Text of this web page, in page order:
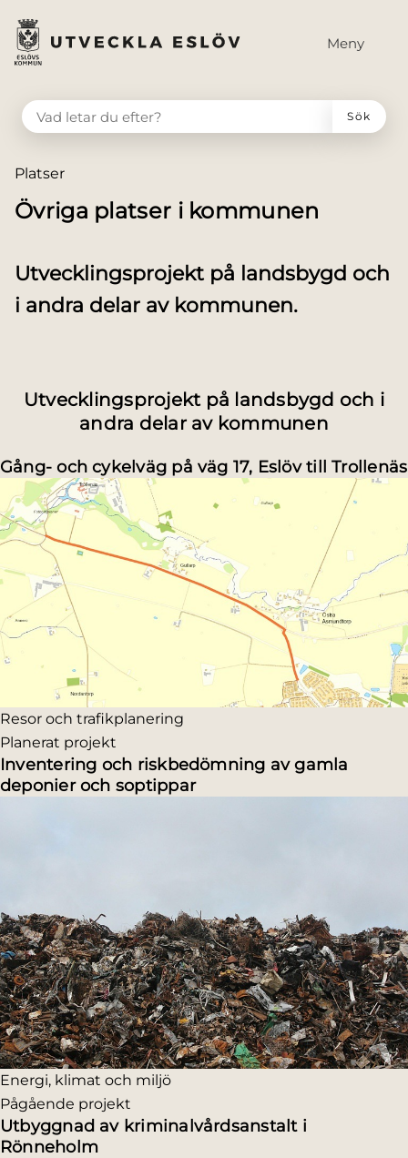
till innehåll
huvudmeny
till sidomeny
Meny
VAD LETAR DU EFTER?
Sök
Du är här:
Platser
Övriga platser i kommunen
Utvecklingsprojekt på landsbygd och
i andra delar av kommunen.
Utvecklingsprojekt på landsbygd och i
andra delar av kommunen
Gång- och cykelväg på väg 17, Eslöv till Trollenäs
Resor och trafikplanering
Planerat projekt
Inventering och riskbedömning av gamla
deponier och soptippar
Energi, klimat och miljö
Pågående projekt
Utbyggnad av kriminalvårdsanstalt i
Rönneholm